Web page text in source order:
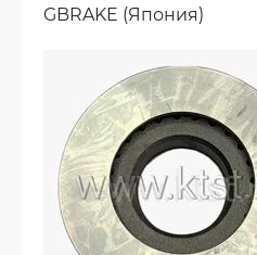
GBRAKE (Япония)